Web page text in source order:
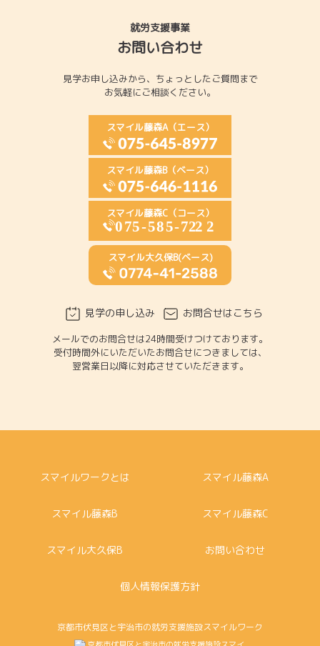
就労支援事業
お問い合わせ
見学お申し込みから、 ちょっとしたご質問まで
お気軽にご相談ください。
スマイル藤森A（エース）
スマイル藤森B（ベース）
スマイル藤森C（コース）
スマイル大久保B(ベース)
見学の申し込み お問合せはこちら
メールでのお問合せは24時間受けつけております。
受付時間外にいただいたお問合せにつきましては、
翌営業日以降に対応させていただきます。
スマイルワークとは スマイル藤森A
スマイル藤森B スマイル藤森C
スマイル大久保B お問い合わせ
個人情報保護方針
京都市伏見区と宇治市の就労支援施設スマイルワーク